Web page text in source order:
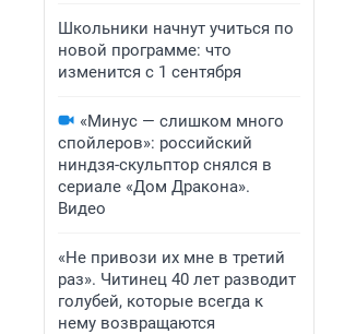
Школьники начнут учиться по
новой программе: что
изменится с 1 сентября
«Минус — слишком много
спойлеров»: российский
ниндзя-скульптор снялся в
сериале «Дом Дракона».
Видео
«Не привози их мне в третий
раз». Читинец 40 лет разводит
голубей, которые всегда к
нему возвращаются